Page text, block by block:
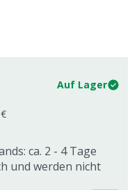
Auf Lager
ca. 2 - 4 Tage
und werden nicht